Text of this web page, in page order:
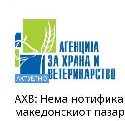
АКТУЕЛНО
АХВ: Нема
македонскиот